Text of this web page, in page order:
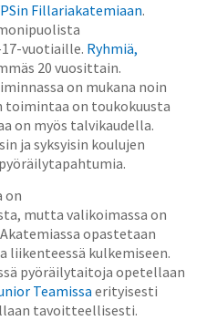
Fillariakatemiaan.
vuotiaille. Ryhmiä,
20 vuosittain.
on mukana noin
toimintaa on toukokuusta
on myös talvikaudella.
ja syksyisin koulujen
on
mutta valikoimassa on
opastetaan
liikenteessä kulkemiseen.
pyöräilytaitoja opetellaan
Teamissa erityisesti
tavoitteellisesti.